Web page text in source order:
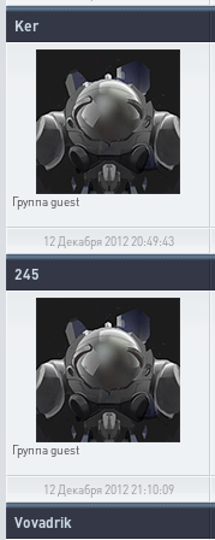
Ker
Группаguest
12 Декабря 2012 20:49:43
245
Группаguest
12 Декабря 2012 21:10:09
Vovadrik